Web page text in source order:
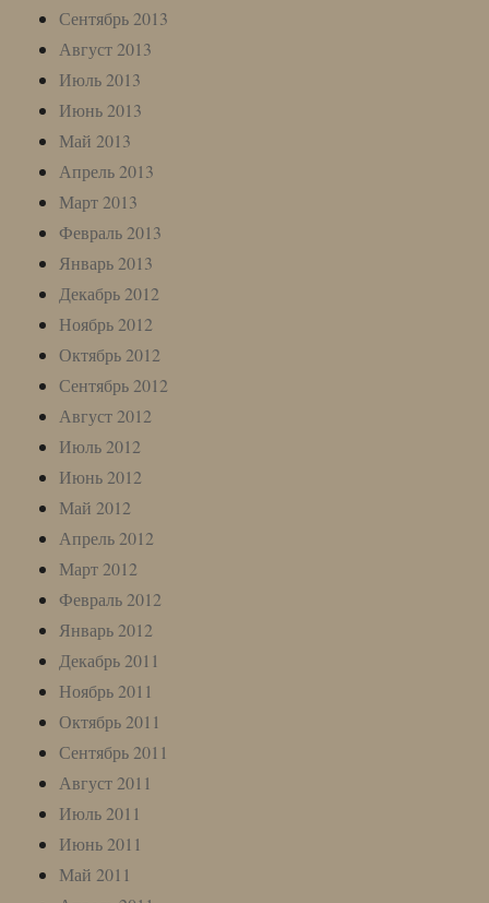
Сентябрь 2013
Август 2013
Июль 2013
Июнь 2013
Май 2013
Апрель 2013
Март 2013
Февраль 2013
Январь 2013
Декабрь 2012
Ноябрь 2012
Октябрь 2012
Сентябрь 2012
Август 2012
Июль 2012
Июнь 2012
Май 2012
Апрель 2012
Март 2012
Февраль 2012
Январь 2012
Декабрь 2011
Ноябрь 2011
Октябрь 2011
Сентябрь 2011
Август 2011
Июль 2011
Июнь 2011
Май 2011